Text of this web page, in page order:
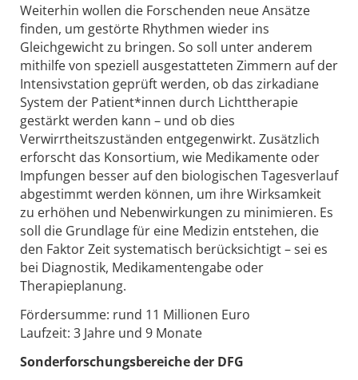
Weiterhin wollen die Forschenden neue Ansätze
finden, um gestörte Rhythmen wieder ins
Gleichgewicht zu bringen. So soll unter anderem
mithilfe von speziell ausgestatteten Zimmern auf der
Intensivstation geprüft werden, ob das zirkadiane
System der Patient*innen durch Lichttherapie
gestärkt werden kann – und ob dies
Verwirrtheitszuständen entgegenwirkt. Zusätzlich
erforscht das Konsortium, wie Medikamente oder
Impfungen besser auf den biologischen Tagesverlauf
abgestimmt werden können, um ihre Wirksamkeit
zu erhöhen und Nebenwirkungen zu minimieren. Es
soll die Grundlage für eine Medizin entstehen, die
den Faktor Zeit systematisch berücksichtigt – sei es
bei Diagnostik, Medikamentengabe oder
Therapieplanung.
Fördersumme: rund 11 Millionen Euro
Laufzeit: 3 Jahre und 9 Monate
Sonderforschungsbereiche der DFG